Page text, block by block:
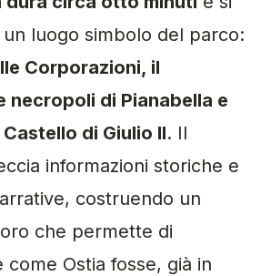
luogo simbolo del parco:
Corporazioni, il
necropoli di Pianabella e
di Giulio II. Il
informazioni storiche e
costruendo un
che permette di
Ostia fosse, già in